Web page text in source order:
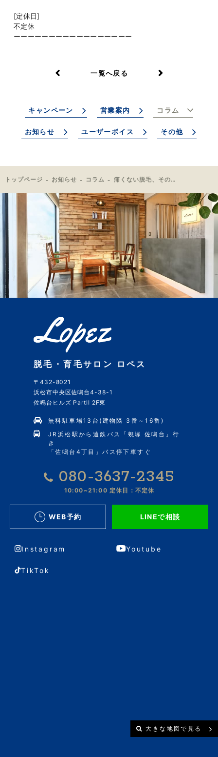
[定休日]
不定休
ーーーーーーーーーーーーーーーーー
一覧へ戻る
キャンペーン 営業案内 コラム
お知らせ ユーザーボイス その他
トップページ お知らせ コラム 痛くない脱毛、その理由は
脱毛・育毛サロン ロペス
〒432-8021
浜松市中央区佐鳴台4-38-1
佐鳴台ヒルズ PartII 2F東
無料駐車場13台(建物隣 3番～16番)
JR浜松駅から遠鉄バス「蜆塚 佐鳴台」行
き
「佐鳴台4丁目」バス停下車すぐ
080-3637-2345
10:00~21:00 定休日：不定休
WEB予約 LINEで相談
Instagram Youtube
TikTok
大きな地図で見る